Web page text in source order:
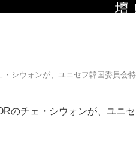
壇！
・シウォンが、ユニセフ韓国委員会
のチェ・シウォンが、ユニ